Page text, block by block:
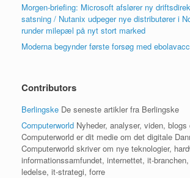
Morgen-briefing: Microsoft afslører ny
satsning / Nutanix udpeger nye distributører i
runder milepæl på nyt stort marked
Moderna begynder første forsøg med
Contributors
Berlingske De seneste artikler fra Berlingske
Computerworld Nyheder, analyser, viden,
Computerworld er dit medie om det digitale
Computerworld skriver om nye teknologier,
informationssamfundet, internettet, it-
ledelse, it-strategi, forre